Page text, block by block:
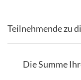
Teilnehmende zu
Die Summe